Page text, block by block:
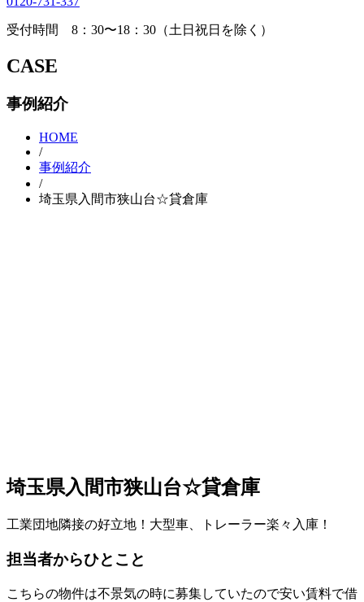
受付時間 8：30〜18：30（土日祝日を除く）
CASE
事例紹介
HOME
/
事例紹介
/
埼玉県入間市狭山台☆貸倉庫
埼玉県入間市狭山台☆貸倉庫
工業団地隣接の好立地！大型車、トレーラー楽々入庫！
担当者からひとこと
こちらの物件は不景気の時に募集していたので安い賃料で借